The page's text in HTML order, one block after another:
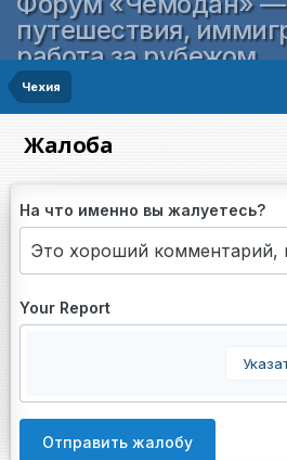
путешествия,
работа за рубежом
Чехия
Жалоба
На что именно вы жалуетесь?
Your Report
Отправить жалобу